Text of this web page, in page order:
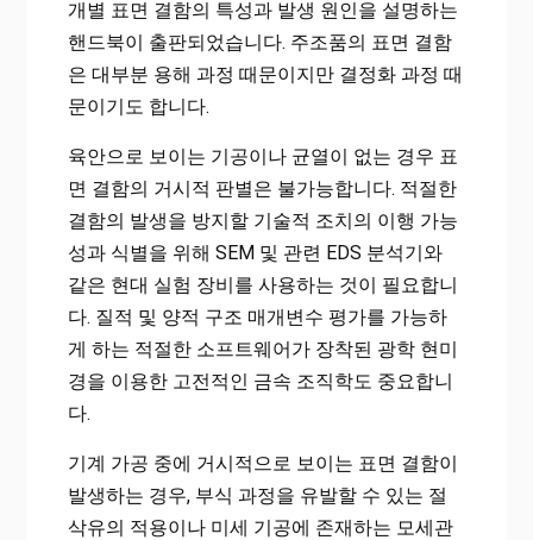
개별 표면 결함의 특성과 발생 원인을 설명하는
핸드북이 출판되었습니다. 주조품의 표면 결함
은 대부분 용해 과정 때문이지만 결정화 과정 때
문이기도 합니다.
육안으로 보이는 기공이나 균열이 없는 경우 표
면 결함의 거시적 판별은 불가능합니다. 적절한
결함의 발생을 방지할 기술적 조치의 이행 가능
성과 식별을 위해 SEM 및 관련 EDS 분석기와
같은 현대 실험 장비를 사용하는 것이 필요합니
다. 질적 및 양적 구조 매개변수 평가를 가능하
게 하는 적절한 소프트웨어가 장착된 광학 현미
경을 이용한 고전적인 금속 조직학도 중요합니
다.
기계 가공 중에 거시적으로 보이는 표면 결함이
발생하는 경우, 부식 과정을 유발할 수 있는 절
삭유의 적용이나 미세 기공에 존재하는 모세관